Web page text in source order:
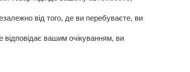
від того, де ви перебуваєте, ви
відповідає вашим очікуванням, ви